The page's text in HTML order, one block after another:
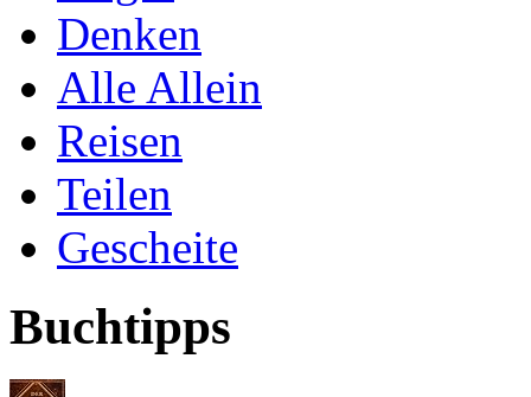
Denken
Alle Allein
Reisen
Teilen
Gescheite
Buchtipps